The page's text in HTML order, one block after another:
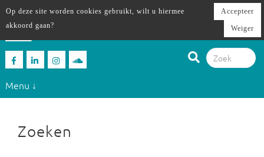
Menu ↓
Zoeken
Op deze site worden cookies gebruikt, wilt u hiermee
akkoord gaan?
Accepteer
Weiger